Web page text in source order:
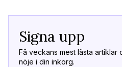
Signa upp
Få veckans mest lästa artiklar
nöje i din inkorg.